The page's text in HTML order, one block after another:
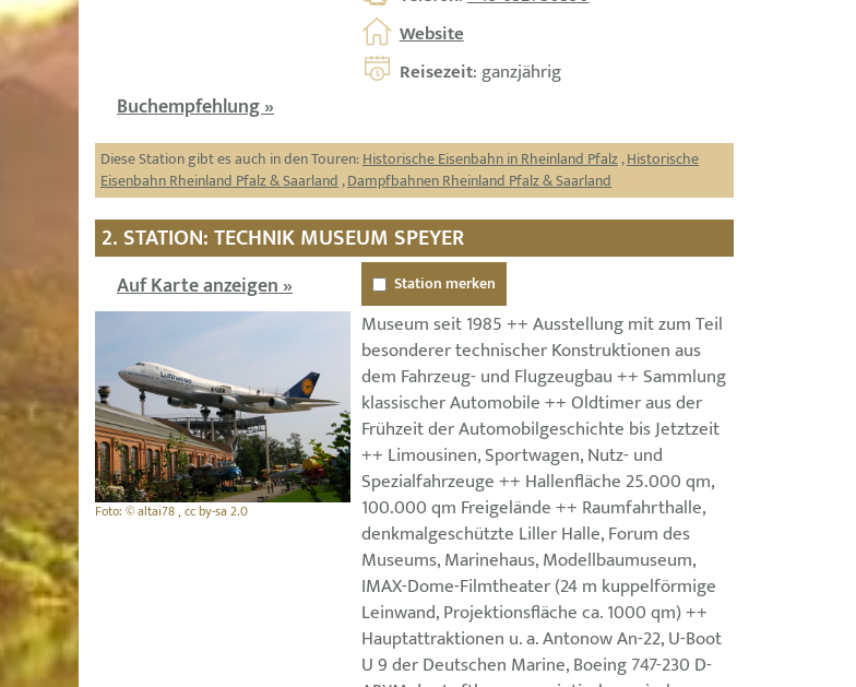
Website
Reisezeit: ganzjährig
Buchempfehlung »
Diese Station gibt es auch in den Touren:Historische Eisenbahn in Rheinland Pfalz,Historische
Eisenbahn Rheinland Pfalz & Saarland,Dampfbahnen Rheinland Pfalz & Saarland
2. STATION: TECHNIK MUSEUM SPEYER
Auf Karte anzeigen »
Foto: © altai78 , cc by-sa 2.0
Station merken
Museum seit 1985 ++ Ausstellung mit zum Teil
besonderer technischer Konstruktionen aus
dem Fahrzeug- und Flugzeugbau ++ Sammlung
klassischer Automobile ++ Oldtimer aus der
Frühzeit der Automobilgeschichte bis Jetztzeit
++ Limousinen, Sportwagen, Nutz- und
Spezialfahrzeuge ++ Hallenfläche 25.000 qm,
100.000 qm Freigelände ++ Raumfahrthalle,
denkmalgeschützte Liller Halle, Forum des
Museums, Marinehaus, Modellbaumuseum,
IMAX-Dome-Filmtheater (24 m kuppelförmige
Leinwand, Projektionsfläche ca. 1000 qm) ++
Hauptattraktionen u. a. Antonow An-22, U-Boot
U 9 der Deutschen Marine, Boeing 747-230 D-